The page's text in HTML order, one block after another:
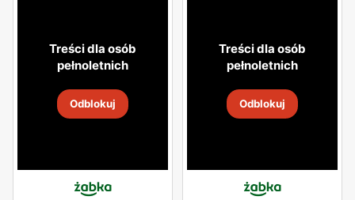
Treści dla osób
pełnoletnich
Odblokuj
Treści dla osób
pełnoletnich
Odblokuj